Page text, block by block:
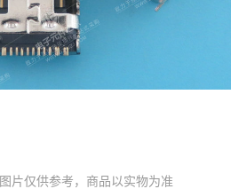
片仅供参考，商品以实物为准